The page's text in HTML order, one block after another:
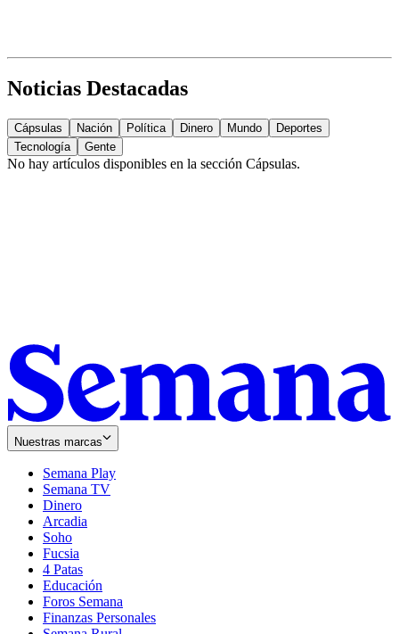
Noticias Destacadas
Cápsulas Nación Política Dinero Mundo
Deportes
Tecnología
Gente
No hay artículos disponibles en la sección Cápsulas.
Nuestras marcas
Semana Play
Semana TV
Dinero
Arcadia
Soho
in
new
window
Fucsia
in
new
window
4 Patas
Educación
Foros Semana
Finanzas Personales